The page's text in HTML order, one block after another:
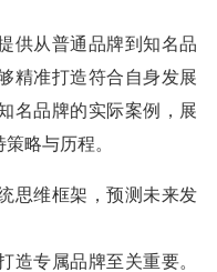
供从普通品牌到知名品
精准打造符合自身发展
名品牌的实际案例，展
略与历程。
思维框架，预测未来发
造专属品牌至关重要。